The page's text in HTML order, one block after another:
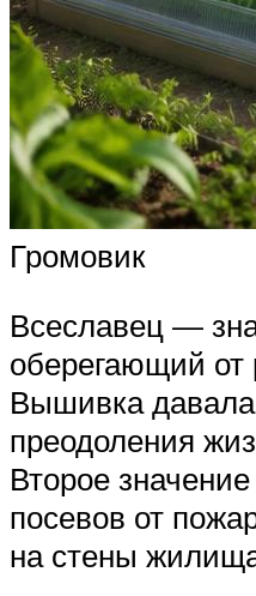
Громовик
Всеславец —
оберегающий от
Вышивка давала
преодоления
Второе
посевов от
на стены